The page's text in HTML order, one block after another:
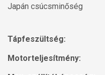
Japán csúcsminőség
Tápfeszültség:
Motorteljesítmény: